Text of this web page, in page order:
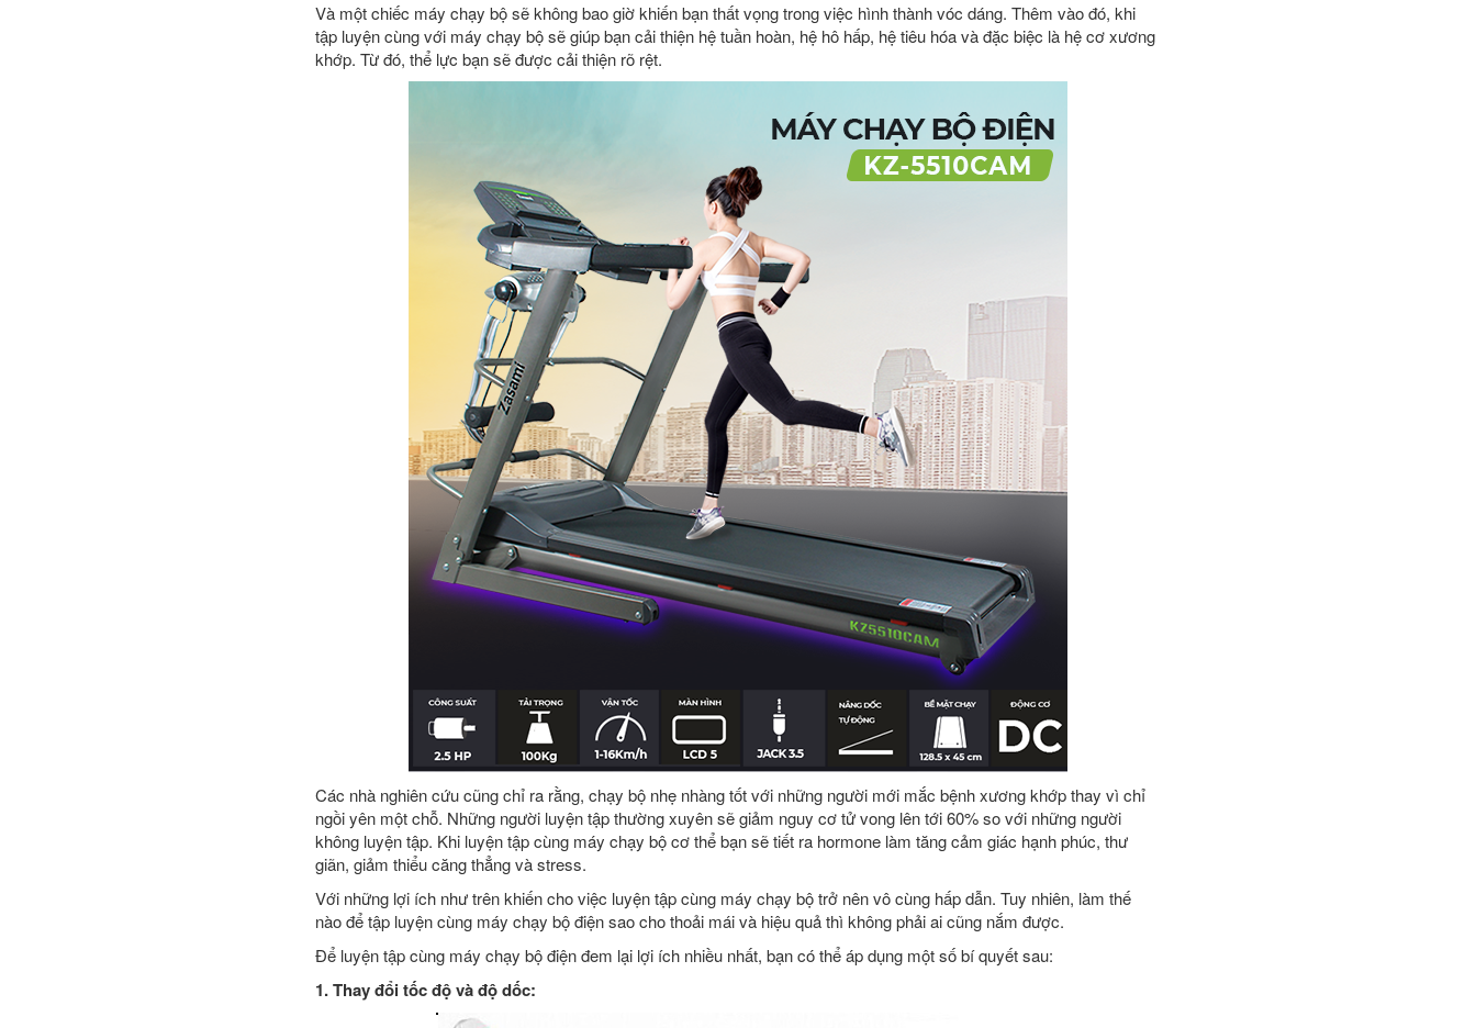
Và một chiếc máy chạy bộ sẽ không bao giờ khiến bạn thất vọng trong việc hình thành vóc dáng. Thêm vào đó, khi
tập luyện cùng với máy chạy bộ sẽ giúp bạn cải thiện hệ tuần hoàn, hệ hô hấp, hệ tiêu hóa và đặc biệc là hệ cơ xương
khớp. Từ đó, thể lực bạn sẽ được cải thiện rõ rệt.
Các nhà nghiên cứu cũng chỉ ra rằng, chạy bộ nhẹ nhàng tốt với những người mới mắc bệnh xương khớp thay vì chỉ
ngồi yên một chỗ. Những người luyện tập thường xuyên sẽ giảm nguy cơ tử vong lên tới 60% so với những người
không luyện tập. Khi luyện tập cùng máy chạy bộ cơ thể bạn sẽ tiết ra hormone làm tăng cảm giác hạnh phúc, thư
giãn, giảm thiểu căng thẳng và stress.
Với những lợi ích như trên khiến cho việc luyện tập cùng máy chạy bộ trở nên vô cùng hấp dẫn. Tuy nhiên, làm thế
nào để tập luyện cùng máy chạy bộ điện sao cho thoải mái và hiệu quả thì không phải ai cũng nắm được.
Để luyện tập cùng máy chạy bộ điện đem lại lợi ích nhiều nhất, bạn có thể áp dụng một số bí quyết sau:
1. Thay đổi tốc độ và độ dốc: